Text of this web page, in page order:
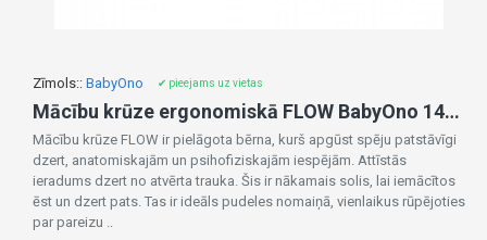
Zīmols:: BabyOno ✔ pieejams uz vietas
Mācību krūze ergonomiskā FLOW BabyOno 1463/04 pink
Mācību krūze FLOW ir pielāgota bērna, kurš apgūst spēju patstāvīgi
dzert, anatomiskajām un psihofiziskajām iespējām. Attīstās
ieradums dzert no atvērta trauka. Šis ir nākamais solis, lai iemācītos
ēst un dzert pats. Tas ir ideāls pudeles nomaiņā, vienlaikus rūpējoties
par pareizu ..